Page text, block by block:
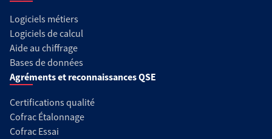
Logiciels métiers
Logiciels de calcul
Aide au chiffrage
Bases de données
Agréments et reconnaissances QSE
Certifications qualité
Cofrac Étalonnage
Cofrac Essai